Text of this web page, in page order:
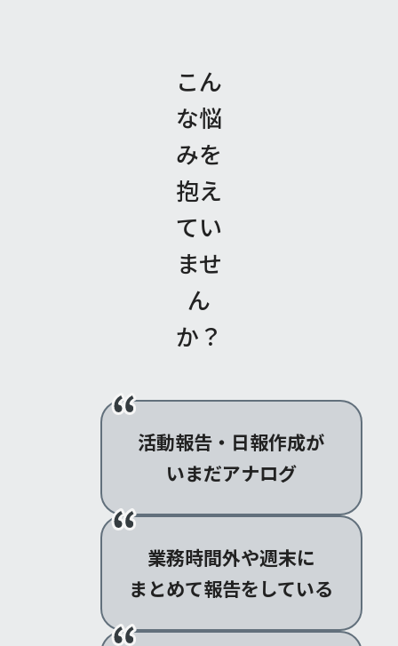
こん
な悩
みを
抱え
てい
ませ
ん
か？
活動報告・日報作成が
いまだアナログ
業務時間外や週末に
まとめて報告をしている